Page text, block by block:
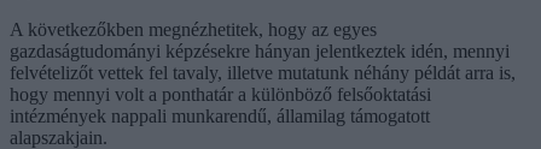
A következőkben megnézhetitek, hogy az egyes
gazdaságtudományi képzésekre hányan jelentkeztek idén, mennyi
felvételizőt vettek fel tavaly, illetve mutatunk néhány példát arra is,
hogy mennyi volt a ponthatár a különböző felsőoktatási
intézmények nappali munkarendű, államilag támogatott
alapszakjain.